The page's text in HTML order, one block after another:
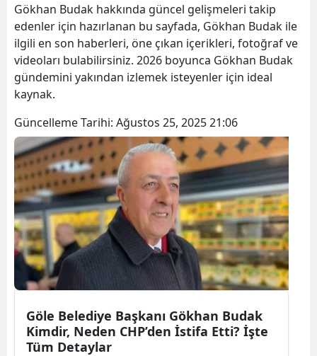
Gökhan Budak hakkında güncel gelişmeleri takip
edenler için hazırlanan bu sayfada, Gökhan Budak ile
ilgili en son haberleri, öne çıkan içerikleri, fotoğraf ve
videoları bulabilirsiniz. 2026 boyunca Gökhan Budak
gündemini yakından izlemek isteyenler için ideal
kaynak.
Güncelleme Tarihi: Ağustos 25, 2025 21:06
Göle Belediye Başkanı Gökhan Budak
Kimdir, Neden CHP’den İstifa Etti? İşte
Tüm Detaylar